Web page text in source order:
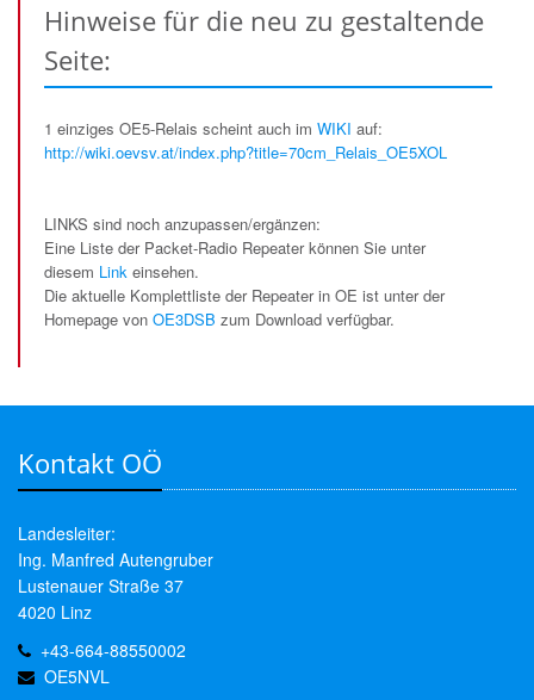
Hinweise für die neu zu gestaltende
Seite:
1 einziges OE5-Relais scheint auch im WIKI auf:
http://wiki.oevsv.at/index.php?title=70cm_Relais_OE5XOL
LINKS sind noch anzupassen/ergänzen:
Eine Liste der Packet-Radio Repeater können Sie unter
diesem Link einsehen.
Die aktuelle Komplettliste der Repeater in OE ist unter der
Homepage von OE3DSB zum Download verfügbar.
Kontakt OÖ
Landesleiter:
Ing. Manfred Autengruber
Lustenauer Straße 37
4020 Linz
+43-664-88550002
OE5NVL